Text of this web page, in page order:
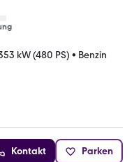
kW (480 PS) • Benzin
Kontakt Parken